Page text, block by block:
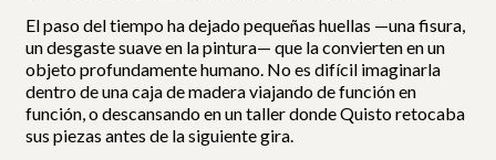
El paso del tiempo ha dejado pequeñas huellas —una fisura,
un desgaste suave en la pintura— que la convierten en un
objeto profundamente humano. No es difícil imaginarla
dentro de una caja de madera viajando de función en
función, o descansando en un taller donde Quisto retocaba
sus piezas antes de la siguiente gira.